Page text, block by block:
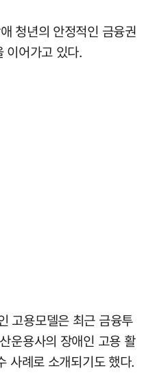
청년의 안정적인 금융권
이어가고 있다.
고용모델은 최근 금융투
운용사의 장애인 고용 활
사례로 소개되기도 했다.